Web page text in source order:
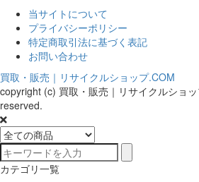
当サイトについて
プライバシーポリシー
特定商取引法に基づく表記
お問い合わせ
買取・販売｜リサイクルショップ.COM
copyright (c) 買取・販売｜リサイクルショ
reserved.
カテゴリ一覧